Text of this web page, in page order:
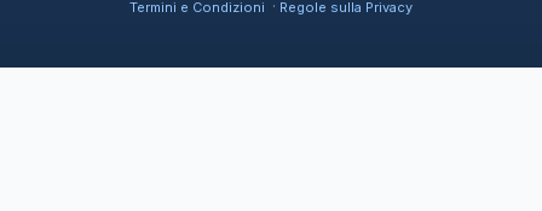
Termini e Condizioni · Regole sulla Privacy